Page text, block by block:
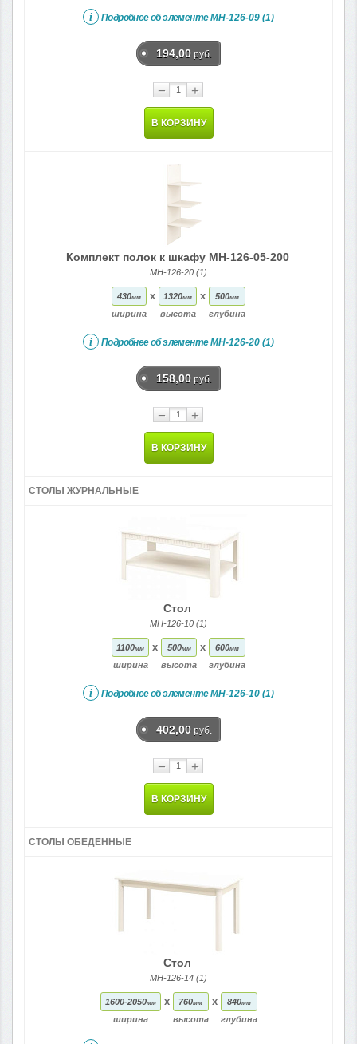
i Подробнее об элементеМН-126-09 (1)
194,00 руб.
− +
В КОРЗИНУ
Комплект полок к шкафу МН-126-05-200
МН-126-20 (1)
430мм
ширина
x 1320мм
высота
x 500мм
глубина
i Подробнее об элементеМН-126-20 (1)
158,00 руб.
− +
В КОРЗИНУ
СТОЛЫ ЖУРНАЛЬНЫЕ
Стол
МН-126-10 (1)
1100мм
ширина
x 500мм
высота
x 600мм
глубина
i Подробнее об элементеМН-126-10 (1)
402,00 руб.
− +
В КОРЗИНУ
СТОЛЫ ОБЕДЕННЫЕ
Стол
МН-126-14 (1)
1600-2050мм
ширина
x 760мм
высота
x 840мм
глубина